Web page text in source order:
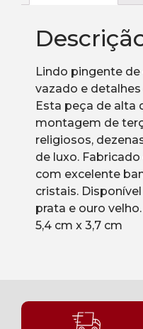
Lindo pingente
vazado e
Esta peça de alta
montagem de
religiosos,
de luxo.
com excelente
cristais.
prata e ouro
5,4 cm x 3,7 cm